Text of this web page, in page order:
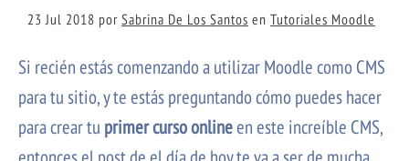
23 Jul 2018 por Sabrina De Los Santos en Tutoriales Moodle
Si recién estás comenzando a utilizar Moodle como CMS
para tu sitio, y te estás preguntando cómo puedes hacer
para crear tu primer curso onlineen este increíble CMS,